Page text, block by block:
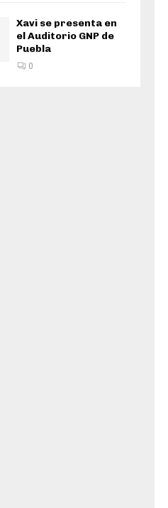
Xavi se presenta en
el Auditorio GNP de
Puebla
0